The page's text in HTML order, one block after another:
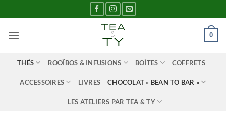
au
contenu
0
THÉS ROOÏBOS & INFUSIONS BOÎTES COFFRETS
ACCESSOIRES LIVRES CHOCOLAT « BEAN TO BAR »
LES ATELIERS PAR TEA & TY